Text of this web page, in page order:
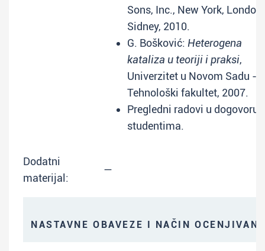
Sons, Inc., New York, London,
Sidney, 2010.
G. Bošković: Heterogena
kataliza u teoriji i praksi,
Univerzitet u Novom Sadu -
Tehnološki fakultet, 2007.
Pregledni radovi u dogovoru
studentima.
Dodatni
materijal:
—
NASTAVNE OBAVEZE I NAČIN